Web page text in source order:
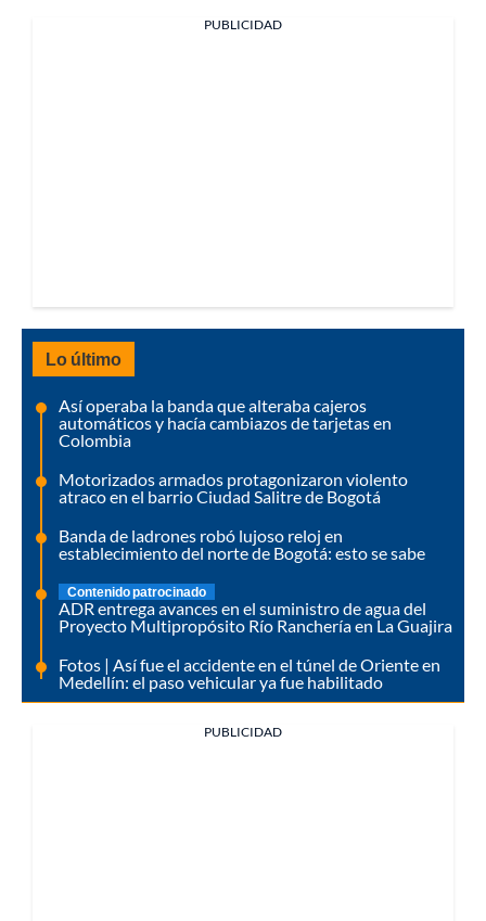
PUBLICIDAD
Lo último
Así operaba la banda que alteraba cajeros
automáticos y hacía cambiazos de tarjetas en
Colombia
Motorizados armados protagonizaron violento
atraco en el barrio Ciudad Salitre de Bogotá
Banda de ladrones robó lujoso reloj en
establecimiento del norte de Bogotá: esto se sabe
Contenido patrocinado
ADR entrega avances en el suministro de agua del
Proyecto Multipropósito Río Ranchería en La Guajira
Fotos | Así fue el accidente en el túnel de Oriente en
Medellín: el paso vehicular ya fue habilitado
PUBLICIDAD